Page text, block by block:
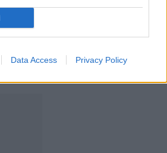
Data Access Privacy Policy
inaugura Parque
Francisco dos